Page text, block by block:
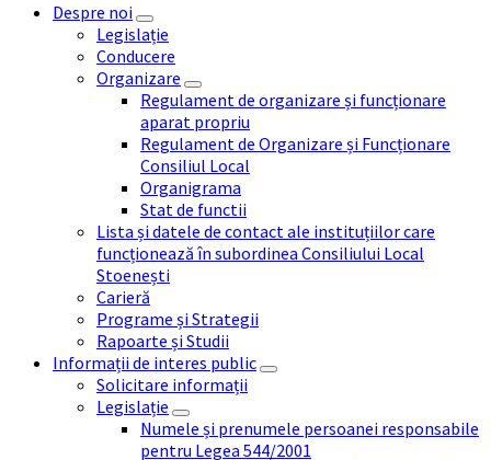
Despre noi
Legislație
Conducere
Organizare
Regulament de organizare și funcționare
aparat propriu
Regulament de Organizare și Funcționare
Consiliul Local
Organigrama
Stat de functii
Lista și datele de contact ale instituțiilor care
funcționează în subordinea Consiliului Local
Stoenești
Carieră
Programe și Strategii
Rapoarte și Studii
Informații de interes public
Solicitare informații
Legislație
Numele și prenumele persoanei responsabile
pentru Legea 544/2001